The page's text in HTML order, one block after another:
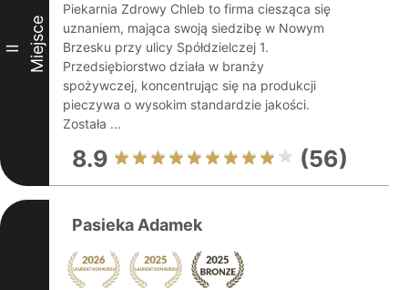
II Miejsce
Piekarnia Zdrowy Chleb to firma ciesząca się
uznaniem, mająca swoją siedzibę w Nowym
Brzesku przy ulicy Spółdzielczej 1.
Przedsiębiorstwo działa w branży
spożywczej, koncentrując się na produkcji
pieczywa o wysokim standardzie jakości.
Została ...
8.9 (56)
Pasieka Adamek